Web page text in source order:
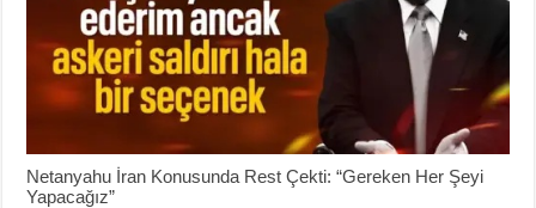
Netanyahu İran Konusunda Rest Çekti: “Gereken Her Şeyi
Yapacağız”